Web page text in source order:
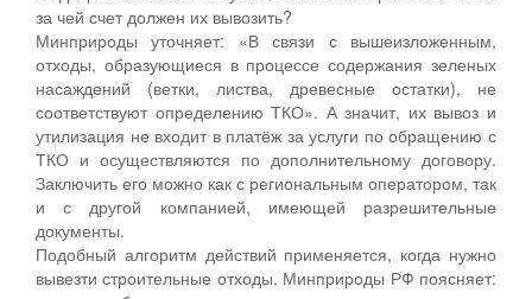
за чей счет должен их вывозить?
Минприроды уточняет: «В связи с вышеизложенным,
отходы, образующиеся в процессе содержания зеленых
насаждений (ветки, листва, древесные остатки), не
соответствуют определению ТКО». А значит, их вывоз и
утилизация не входит в платёж за услуги по обращению с
ТКО и осуществляются по дополнительному договору.
Заключить его можно как с региональным оператором, так
и с другой компанией, имеющей разрешительные
документы.
Подобный алгоритм действий применяется, когда нужно
вывезти строительные отходы. Минприроды РФ поясняет: